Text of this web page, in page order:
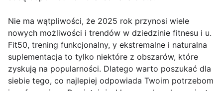
Nie ma wątpliwości, że 2025 rok przynosi wiele
nowych możliwości i trendów w dziedzinie fitnesu i u.
Fit50, trening funkcjonalny, y ekstremalne i naturalna
suplementacja to tylko niektóre z obszarów, które
zyskują na popularności. Dlatego warto poszukać dla
siebie tego, co najlepiej odpowiada Twoim potrzebom